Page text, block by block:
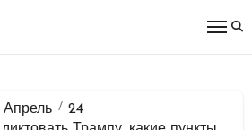
Апрель
24